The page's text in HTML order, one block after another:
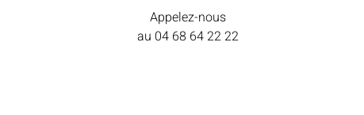
Appelez-nous
au 04 68 64 22 22